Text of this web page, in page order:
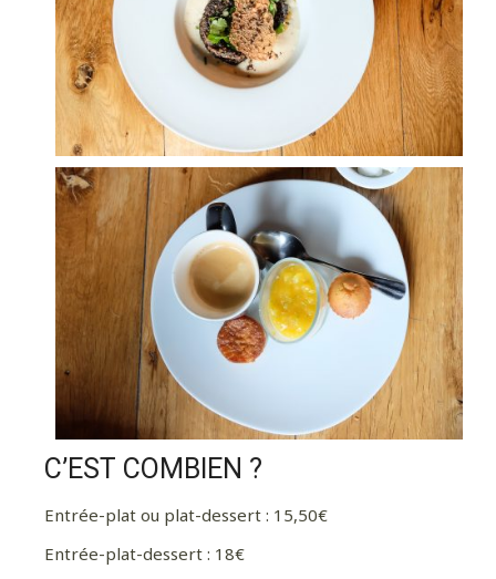
C’EST COMBIEN ?
Entrée-plat ou plat-dessert : 15,50€
Entrée-plat-dessert : 18€